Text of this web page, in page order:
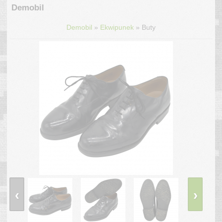
Demobil
Demobil » Ekwipunek » Buty
›
‹